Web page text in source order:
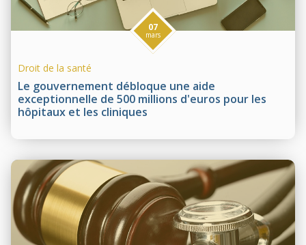
Le gouvernement débloque une aide
exceptionnelle de 500 millions d'euros pour les
hôpitaux et les cliniques
07
mars
Droit de la santé